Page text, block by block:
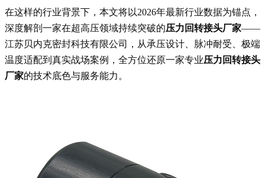
在这样的行业背景下，本文将以2026年最新行业数据为锚点，
深度解剖一家在超高压领域持续突破的压力回转接头厂家——
江苏贝内克密封科技有限公司，从承压设计、脉冲耐受、极端
温度适配到真实战场案例，全方位还原一家专业压力回转接头
厂家的技术底色与服务能力。